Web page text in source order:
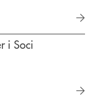
i Soci